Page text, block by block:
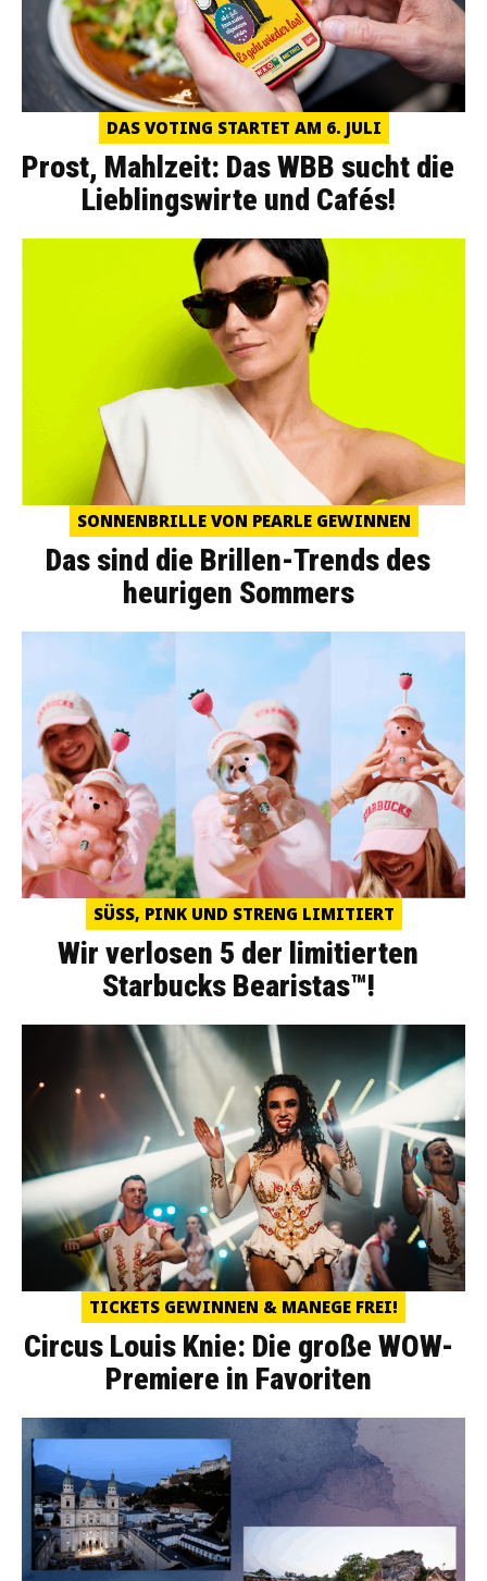
DAS VOTING STARTET AM 6. JULI
Prost, Mahlzeit: Das WBB sucht die
Lieblingswirte und Cafés!
SONNENBRILLE VON PEARLE GEWINNEN
Das sind die Brillen-Trends des
heurigen Sommers
SÜSS, PINK UND STRENG LIMITIERT
Wir verlosen 5 der limitierten
Starbucks Bearistas™!
TICKETS GEWINNEN & MANEGE FREI!
Circus Louis Knie: Die große WOW-
Premiere in Favoriten